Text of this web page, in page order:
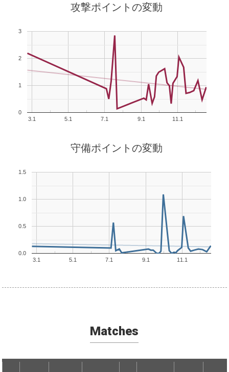
攻撃ポイントの変動
3.1 5.1 7.1 9.1 11.1
0
1
2
3
守備ポイントの変動
3.1 5.1 7.1 9.1 11.1
0.0
0.5
1.0
1.5
Matches